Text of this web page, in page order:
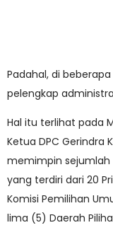
Padahal, di
pelengkap
Hal itu terlihat pada
Ketua DPC Gerindra
memimpin sejumlah
yang terdiri dari 20
Komisi Pemilihan
lima (5) Daerah